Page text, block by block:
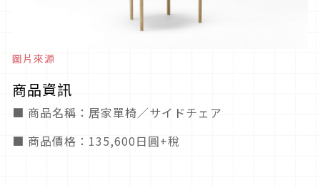
圖片來源
商品資訊
■ 商品名稱：居家單椅／サイドチェア
■ 商品價格：135,600日圓+稅